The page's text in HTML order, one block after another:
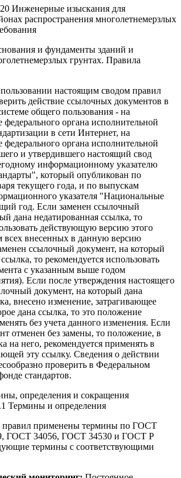
Инженерные изыскания для
распространения многолетнемерзлых
и фундаменты зданий и
грунтах. Правила
настоящим сводом правил
действие ссылочных документов в
общего пользования - на
органа исполнительной
в сети Интернет, на
органа исполнительной
и утвердившего настоящий свод
информационному указателю
который опубликован по
текущего года, и по выпускам
указателя "Национальные
год. Если заменен ссылочный
дана недатированная ссылка, то
действующую версию этого
всех внесенных в данную версию
ссылочный документ, на который
то рекомендуется использовать
с указанным выше годом
Если после утверждения настоящего
документ, на который дана
внесено изменение, затрагивающее
дана ссылка, то это положение
без учета данного изменения. Если
отменен без замены, то положение, в
на него, рекомендуется применять в
эту ссылку. Сведения о действии
проверить в Федеральном
стандартов.
определения и сокращения
Термины и определения
правил применены термины по ГОСТ
ГОСТ 34056, ГОСТ 34530 и ГОСТ Р
термины с соответствующими